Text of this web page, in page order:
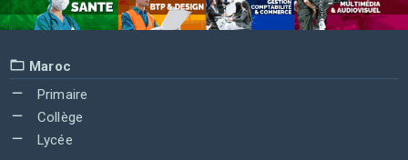
Maroc
Primaire
Collège
Lycée